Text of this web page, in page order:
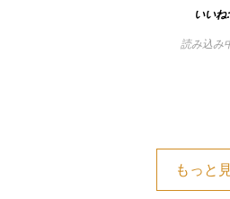
いいね:
読み込み
もっと